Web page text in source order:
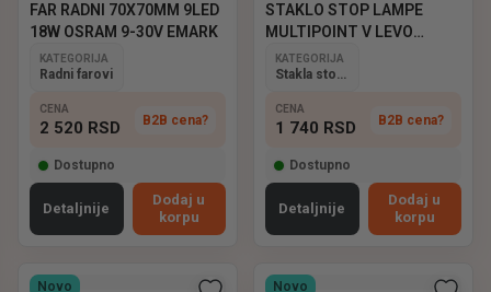
FAR RADNI 70X70MM 9LED
18W OSRAM 9-30V EMARK
KATEGORIJA
Radni farovi
CENA
2 520 RSD B2B cena?
Dostupno
Detaljnije
Dodaj u
korpu
STAKLO STOP LAMPE
MULTIPOINT V LEVO
ASPOCK
KATEGORIJA
Stakla stop lampi
CENA
1 740 RSD B2B cena?
Dostupno
Detaljnije
Dodaj u
korpu
Novo Novo